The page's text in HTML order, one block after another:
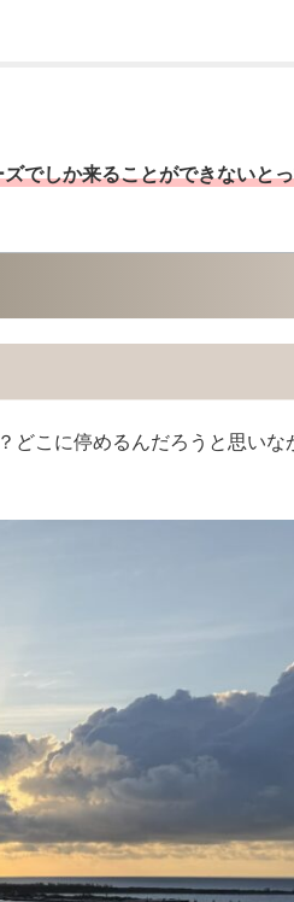
でしか来ることができないと
どこに停めるんだろうと思いな